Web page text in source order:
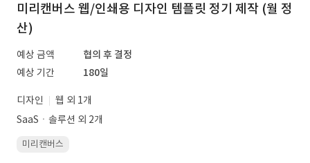
미리캔버스 웹/인쇄용 디자인 템플릿 정기 제작 (월 정
산)
예상 금액
협의 후 결정
예상 기간
180일
디자인
웹 외 1개
SaaSㆍ솔루션 외 2개
미리캔버스